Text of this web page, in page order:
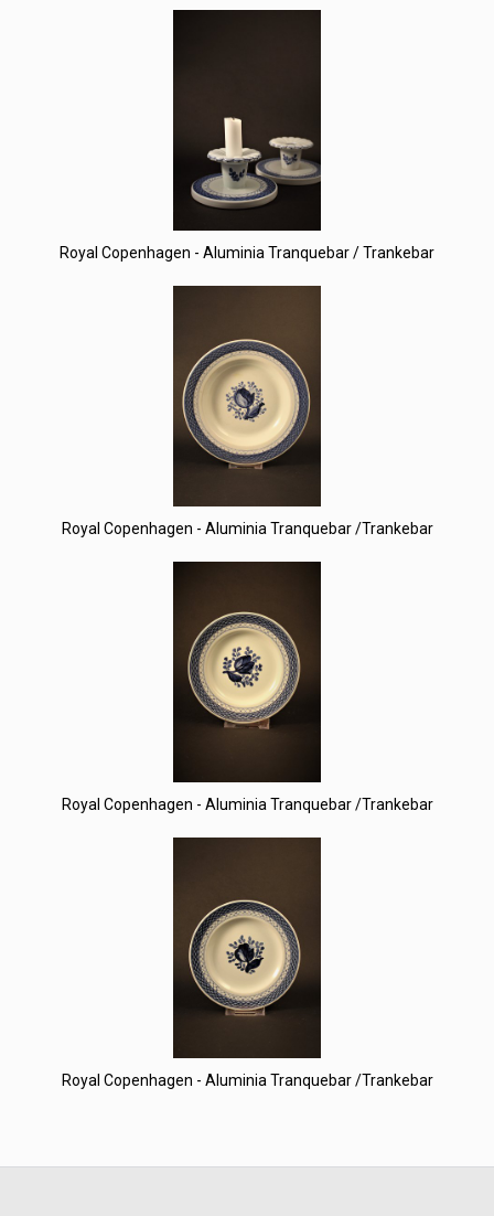
Royal Copenhagen - Aluminia Tranquebar / Trankebar
Royal Copenhagen - Aluminia Tranquebar /Trankebar
Royal Copenhagen - Aluminia Tranquebar /Trankebar
Royal Copenhagen - Aluminia Tranquebar /Trankebar